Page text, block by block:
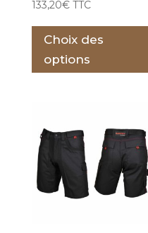
133,20€ TTC
Choix des
options